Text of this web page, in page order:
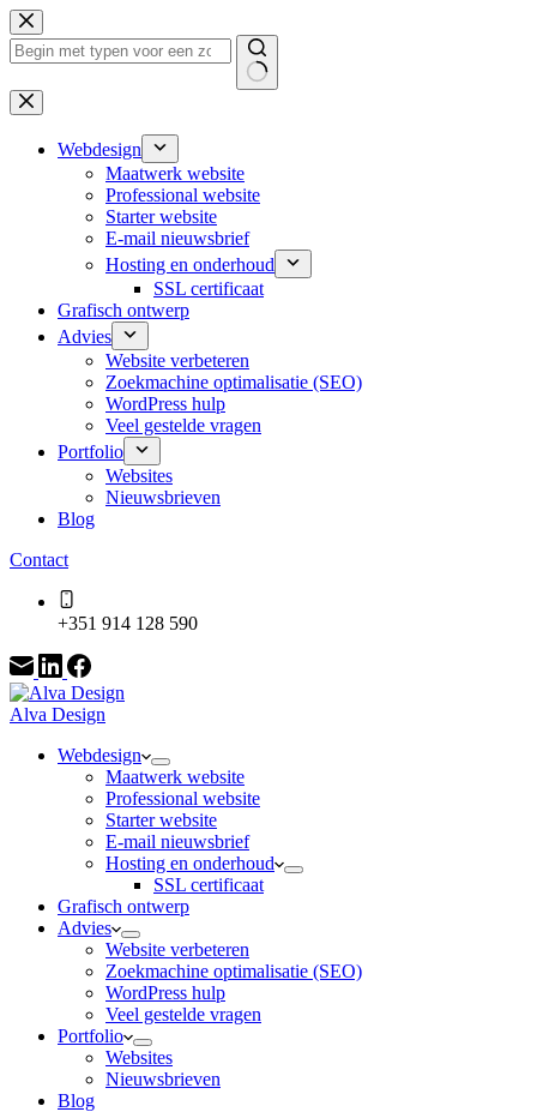
Ga
naar
de
Geen
resultaten
Webdesign
Maatwerk website
Professional website
Starter website
E-mail nieuwsbrief
Hosting en onderhoud
SSL certificaat
Grafisch ontwerp
Advies
Website verbeteren
Zoekmachine optimalisatie (SEO)
WordPress hulp
Veel gestelde vragen
Portfolio
Websites
Nieuwsbrieven
Blog
Contact
+351 914 128 590
Alva Design
Webdesign
Maatwerk website
Professional website
Starter website
E-mail nieuwsbrief
Hosting en onderhoud
SSL certificaat
Grafisch ontwerp
Advies
Website verbeteren
Zoekmachine optimalisatie (SEO)
WordPress hulp
Veel gestelde vragen
Portfolio
Websites
Nieuwsbrieven
Blog